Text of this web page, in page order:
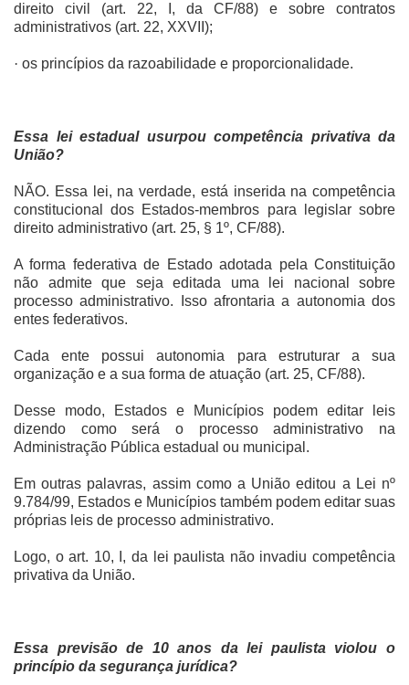
direito civil (art. 22, I, da CF/88) e sobre contratos
administrativos (art. 22, XXVII);
· os princípios da razoabilidade e proporcionalidade.
Essa lei estadual usurpou competência privativa da
União?
NÃO. Essa lei, na verdade, está inserida na competência
constitucional dos Estados-membros para legislar sobre
direito administrativo (art. 25, § 1º, CF/88).
A forma federativa de Estado adotada pela Constituição
não admite que seja editada uma lei nacional sobre
processo administrativo. Isso afrontaria a autonomia dos
entes federativos.
Cada ente possui autonomia para estruturar a sua
organização e a sua forma de atuação (art. 25, CF/88).
Desse modo, Estados e Municípios podem editar leis
dizendo como será o processo administrativo na
Administração Pública estadual ou municipal.
Em outras palavras, assim como a União editou a Lei nº
9.784/99, Estados e Municípios também podem editar suas
próprias leis de processo administrativo.
Logo, o art. 10, I, da lei paulista não invadiu competência
privativa da União.
Essa previsão de 10 anos da lei paulista violou o
princípio da segurança jurídica?